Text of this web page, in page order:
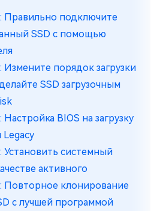
Правильно подключите
SSD с помощью
Измените порядок загрузки
SSD загрузочным
BIOS на загрузку
Legacy
Установить системный
активного
Повторное клонирование
с лучшей программой